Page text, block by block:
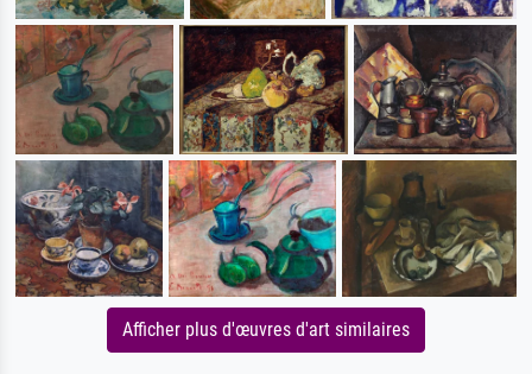
Afficher plus d'œuvres d'art similaires